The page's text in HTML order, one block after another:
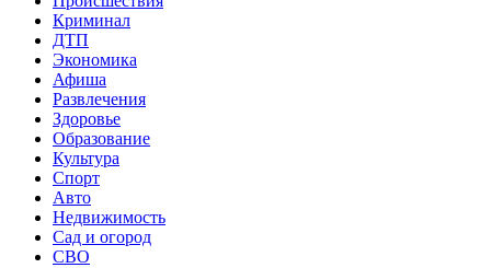
Криминал
ДТП
Экономика
Афиша
Развлечения
Здоровье
Образование
Культура
Спорт
Авто
Недвижимость
Сад и огород
СВО